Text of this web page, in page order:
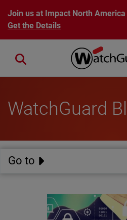
Skip to main content
Join us at Impact North
Get the Details
Close search
WatchGuard
Go to